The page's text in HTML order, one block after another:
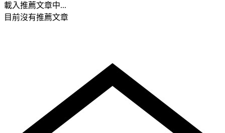
載入推薦文章中...
目前沒有推薦文章